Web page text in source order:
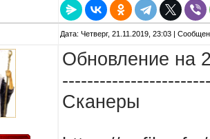
Дата: Четверг, 21.11.2019, 23:03 |
Обновление на
Сканеры